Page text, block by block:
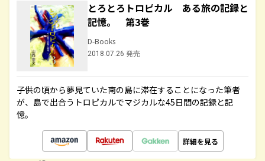
とろとろトロピカル ある旅の記録と
記憶。 第3巻
D-Books
2018.07.26 発売
子供の頃から夢見ていた南の島に滞在することになった筆者
が、島で出合うトロピカルでマジカルな45日間の記録と記
憶。
詳細を見る